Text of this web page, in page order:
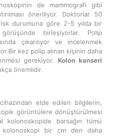
de mammografi gibi
öneriliyor. Doktorlar 50
durumuna göre 2-5 yılda bir
görüşünde birleşiyorlar. Polip
çıkarılıyor ve incelenmek
kez polip alınan kişinin daha
gerekiyor. Kolon kanseri
önemlidir.
elde edilen bilgilerin,
görüntülere dönüştürülmesi
kolonoskopide barsağın tümü
kolonoskopi bir cm den daha